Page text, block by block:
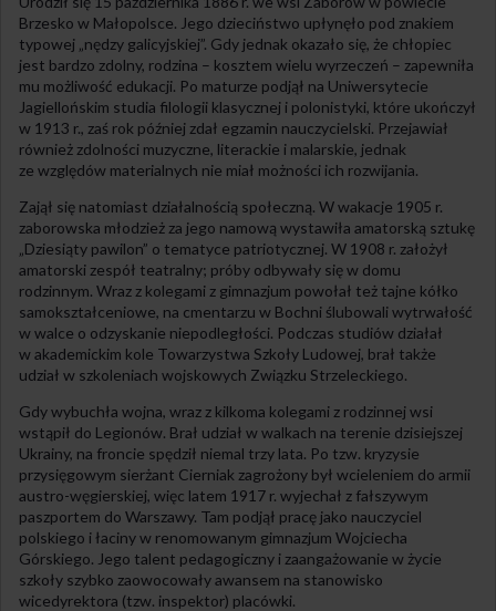
Brzesko w Małopolsce. Jego dzieciństwo upłynęło pod znakiem
typowej „nędzy galicyjskiej”. Gdy jednak okazało się, że chłopiec
jest bardzo zdolny, rodzina – kosztem wielu wyrzeczeń – zapewniła
mu możliwość edukacji. Po maturze podjął na Uniwersytecie
Jagiellońskim studia filologii klasycznej i polonistyki, które ukończył
w 1913 r., zaś rok później zdał egzamin nauczycielski. Przejawiał
również zdolności muzyczne, literackie i malarskie, jednak
ze względów materialnych nie miał możności ich rozwijania.
Zajął się natomiast działalnością społeczną. W wakacje 1905 r.
zaborowska młodzież za jego namową wystawiła amatorską sztukę
„Dziesiąty pawilon” o tematyce patriotycznej. W 1908 r. założył
amatorski zespół teatralny; próby odbywały się w domu
rodzinnym. Wraz z kolegami z gimnazjum powołał też tajne kółko
samokształceniowe, na cmentarzu w Bochni ślubowali wytrwałość
w walce o odzyskanie niepodległości. Podczas studiów działał
w akademickim kole Towarzystwa Szkoły Ludowej, brał także
udział w szkoleniach wojskowych Związku Strzeleckiego.
Gdy wybuchła wojna, wraz z kilkoma kolegami z rodzinnej wsi
wstąpił do Legionów. Brał udział w walkach na terenie dzisiejszej
Ukrainy, na froncie spędził niemal trzy lata. Po tzw. kryzysie
przysięgowym sierżant Cierniak zagrożony był wcieleniem do armii
austro-węgierskiej, więc latem 1917 r. wyjechał z fałszywym
paszportem do Warszawy. Tam podjął pracę jako nauczyciel
polskiego i łaciny w renomowanym gimnazjum Wojciecha
Górskiego. Jego talent pedagogiczny i zaangażowanie w życie
szkoły szybko zaowocowały awansem na stanowisko
wicedyrektora (tzw. inspektor) placówki.